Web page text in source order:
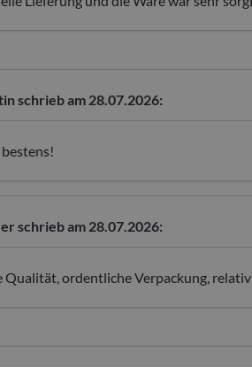
schrieb am 28.07.2026:
schrieb am 28.07.2026:
Qualität, ordentliche Verpackung,